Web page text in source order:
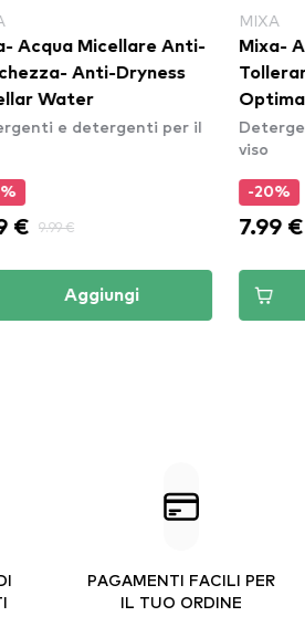
Acqua Micellare
Ottimale-
Tolerance Micellar
e detergenti per il
-20%
€ 9.99 €
Aggiungi
-5%
PAGAMENTI FACILI PER
IL TUO ORDINE